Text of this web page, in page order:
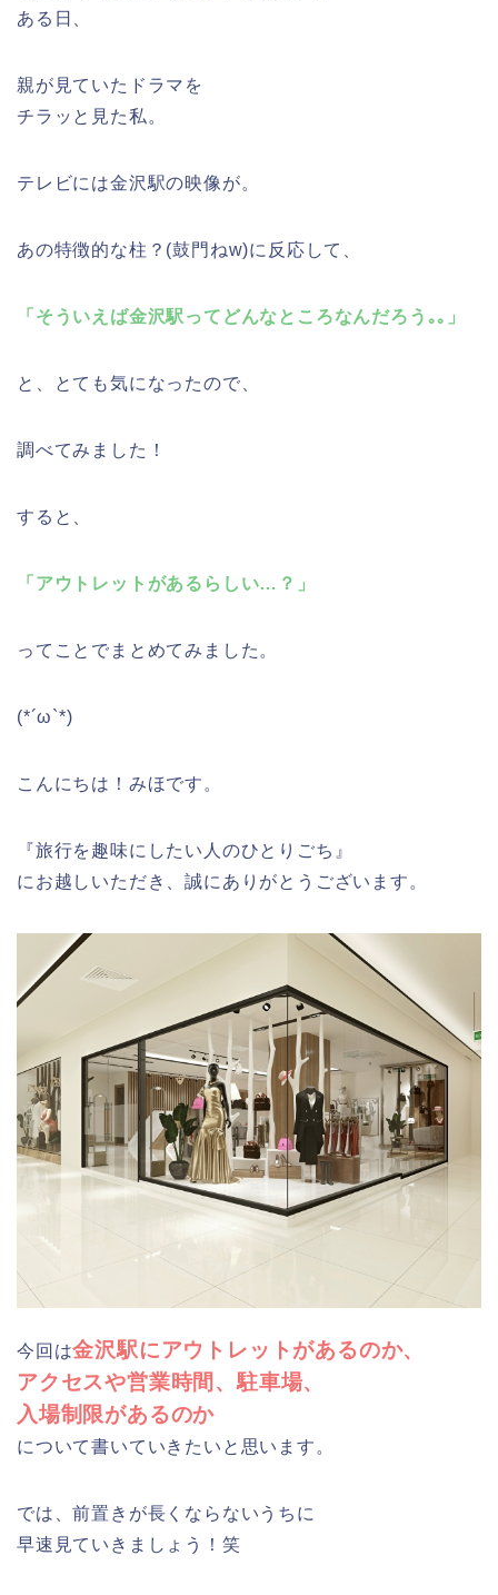
ある日、
親が見ていたドラマを
チラッと見た私。
テレビには金沢駅の映像が。
あの特徴的な柱？(鼓門ねw)に反応して、
「そういえば金沢駅ってどんなところなんだろう｡｡」
と、とても気になったので、
調べてみました！
すると、
「アウトレットがあるらしい…？」
ってことでまとめてみました。
(*´ω`*)
こんにちは！みほです。
『旅行を趣味にしたい人のひとりごち』
にお越しいただき、誠にありがとうございます。
今回は金沢駅にアウトレットがあるのか、
アクセスや営業時間、駐車場、
入場制限があるのか
について書いていきたいと思います。
では、前置きが長くならないうちに
早速見ていきましょう！笑